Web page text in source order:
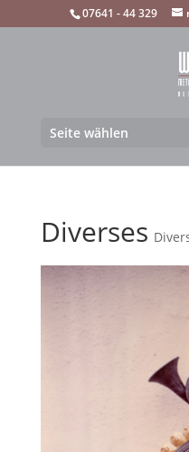
07641 - 44 329
Seite wählen
Diverses